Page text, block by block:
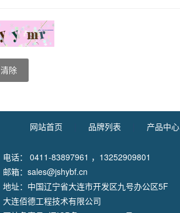
清除
网站首页 品牌列表 产品中心
电话： 0411-83897961 ，13252909801
邮箱：sales@jshybf.cn
地址：中国辽宁省大连市开发区九号办公区5F
大连佰德工程技术有限公司